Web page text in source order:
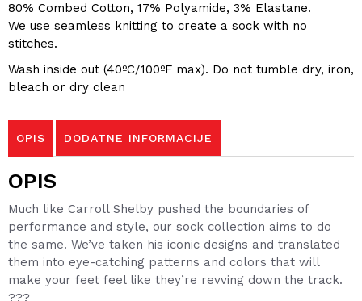
80% Combed Cotton, 17% Polyamide, 3% Elastane.
We use seamless knitting to create a sock with no
stitches.
Wash inside out (40ºC/100ºF max). Do not tumble dry, iron,
bleach or dry clean
OPIS DODATNE INFORMACIJE
OPIS
Much like Carroll Shelby pushed the boundaries of
performance and style, our sock collection aims to do
the same. We’ve taken his iconic designs and translated
them into eye-catching patterns and colors that will
make your feet feel like they’re revving down the track.
???